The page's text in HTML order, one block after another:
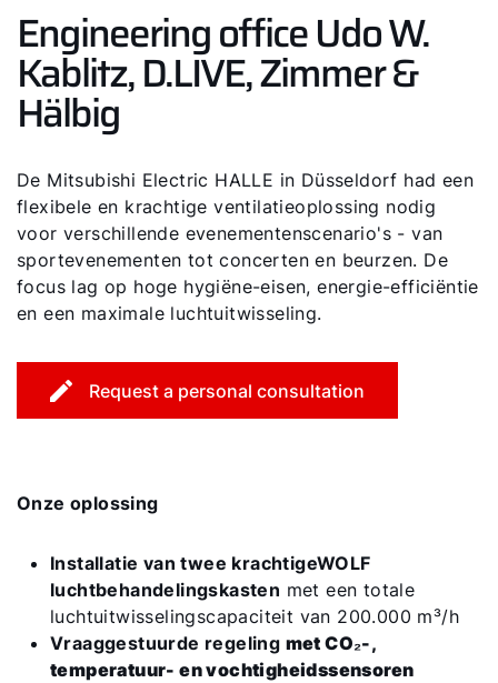
Engineering office Udo W.
Kablitz, D.LIVE, Zimmer &
Hälbig
De Mitsubishi Electric HALLE in Düsseldorf had een
flexibele en krachtige ventilatieoplossing nodig
voor verschillende evenementenscenario's - van
sportevenementen tot concerten en beurzen. De
focus lag op hoge hygiëne-eisen, energie-efficiëntie
en een maximale luchtuitwisseling.
Request a personal consultation
Onze oplossing
Installatie van twee krachtigeWOLF
luchtbehandelingskasten met een totale
luchtuitwisselingscapaciteit van 200.000 m³/h
Vraaggestuurde regeling met CO₂-,
temperatuur- en vochtigheidssensoren